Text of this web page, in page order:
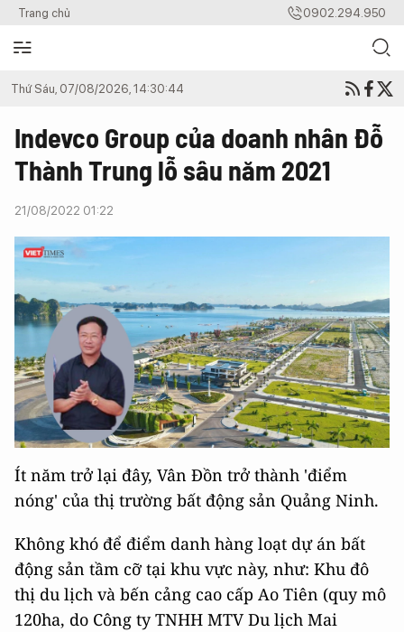
Trang chủ 0902.294.950
Thứ Sáu, 07/08/2026, 14:30:44
Indevco Group của doanh nhân Đỗ
Thành Trung lỗ sâu năm 2021
21/08/2022 01:22
Ít năm trở lại đây, Vân Đồn trở thành 'điểm
nóng' của thị trường bất động sản Quảng Ninh.
Không khó để điểm danh hàng loạt dự án bất
động sản tầm cỡ tại khu vực này, như: Khu đô
thị du lịch và bến cảng cao cấp Ao Tiên (quy mô
120ha, do Công ty TNHH MTV Du lịch Mai